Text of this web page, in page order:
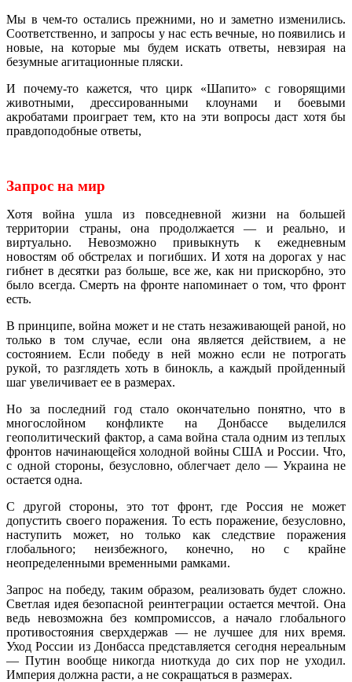
Мы в чем-то остались прежними, но и заметно изменились.
Соответственно, и запросы у нас есть вечные, но появились и
новые, на которые мы будем искать ответы, невзирая на
безумные агитационные пляски.
И почему-то кажется, что цирк «Шапито» с говорящими
животными, дрессированными клоунами и боевыми
акробатами проиграет тем, кто на эти вопросы даст хотя бы
правдоподобные ответы,
Запрос на мир
Хотя война ушла из повседневной жизни на большей
территории страны, она продолжается — и реально, и
виртуально. Невозможно привыкнуть к ежедневным
новостям об обстрелах и погибших. И хотя на дорогах у нас
гибнет в десятки раз больше, все же, как ни прискорбно, это
было всегда. Смерть на фронте напоминает о том, что фронт
есть.
В принципе, война может и не стать незаживающей раной, но
только в том случае, если она является действием, а не
состоянием. Если победу в ней можно если не потрогать
рукой, то разглядеть хоть в бинокль, а каждый пройденный
шаг увеличивает ее в размерах.
Но за последний год стало окончательно понятно, что в
многослойном конфликте на Донбассе выделился
геополитический фактор, а сама война стала одним из теплых
фронтов начинающейся холодной войны США и России. Что,
с одной стороны, безусловно, облегчает дело — Украина не
остается одна.
С другой стороны, это тот фронт, где Россия не может
допустить своего поражения. То есть поражение, безусловно,
наступить может, но только как следствие поражения
глобального; неизбежного, конечно, но с крайне
неопределенными временными рамками.
Запрос на победу, таким образом, реализовать будет сложно.
Светлая идея безопасной реинтеграции остается мечтой. Она
ведь невозможна без компромиссов, а начало глобального
противостояния сверхдержав — не лучшее для них время.
Уход России из Донбасса представляется сегодня нереальным
— Путин вообще никогда ниоткуда до сих пор не уходил.
Империя должна расти, а не сокращаться в размерах.